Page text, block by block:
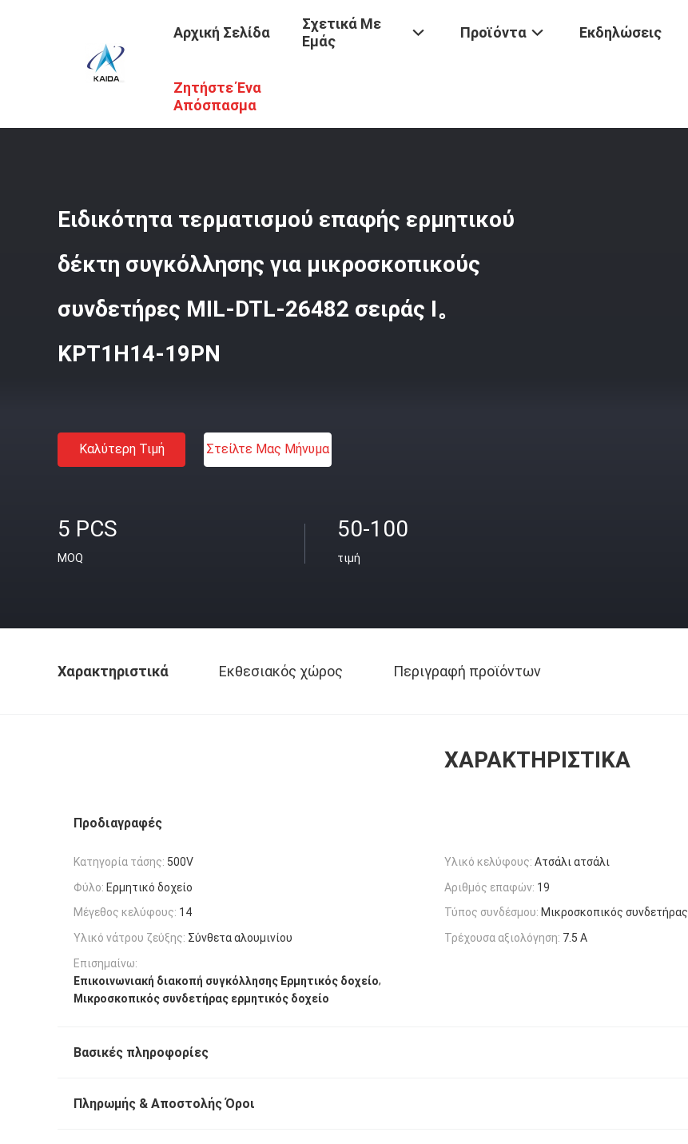
Αρχική Σελίδα
Σχετικά Με
Εμάς
Προϊόντα Εκδηλώσεις
Ζητήστε Ένα
Απόσπασμα
Προϊόντα / Σειρά MIL-DTL-26482
Ειδικότητα τερματισμού επαφής ερμητικού
δέκτη συγκόλλησης για μικροσκοπικούς
συνδετήρες MIL-DTL-26482 σειράς I。
KPT1H14-19PN
Καλύτερη Τιμή Στείλτε Μας Μήνυμα
5 PCS
MOQ
50-100
τιμή
Χαρακτηριστικά Εκθεσιακός χώρος Περιγραφή προϊόντων
ΧΑΡΑΚΤΗΡΙΣΤΙΚΆ
Προδιαγραφές
Κατηγορία τάσης: 500V Υλικό κελύφους: Ατσάλι ατσάλι
Φύλο: Ερμητικό δοχείο Αριθμός επαφών: 19
Μέγεθος κελύφους: 14 Τύπος συνδέσμου: Μικροσκοπικός συνδετήρας
Υλικό νάτρου ζεύξης: Σύνθετα αλουμινίου Τρέχουσα αξιολόγηση: 7.5 Α
Επισημαίνω:
Επικοινωνιακή διακοπή συγκόλλησης Ερμητικός δοχείο,
Μικροσκοπικός συνδετήρας ερμητικός δοχείο
Βασικές πληροφορίες
Πληρωμής & Αποστολής Όροι